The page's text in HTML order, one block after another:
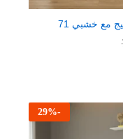
مع خشبي 71
-
29%